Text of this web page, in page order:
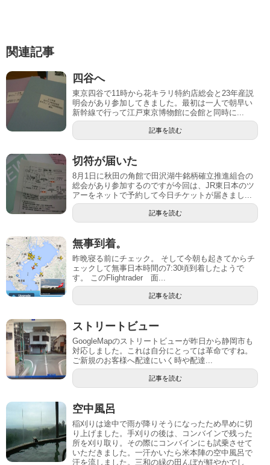
関連記事
四谷へ
東京四谷で11時から花キラリ特約店総会と23年産説
明会があり参加してきました。最初は一人で朝早い
新幹線で行って江戸東京博物館に会館と同時に...
記事を読む
切符が届いた
8月1日に秋田の角館で田沢湖牛銘柄確立推進組合の
総会があり参加するのですが今回は、JR東日本のツ
アーをネットで予約して今日チケットが届きまし...
記事を読む
無事到着。
昨晩寝る前にチェック。 そして今朝も起きてからチ
ェックして無事日本時間の7:30頃到着したようで
す。 このFlightrader 面...
記事を読む
ストリートビュー
GoogleMapのストリートビューが昨日から静岡市も
対応しました。これは自分にとっては革命ですね。
ご新規のお客様へ配達にいく時や配達...
記事を読む
空中風呂
稲刈りは途中で雨が降りそうになったため早めに切
り上げました。手刈りの後は、コンバインで残った
所を刈り取り。その際にコンバインにも試乗させて
いただきました。一汗かいたら米本陣の空中風呂で
汗を流しました。三和の緑の田んぼが鮮やかでし